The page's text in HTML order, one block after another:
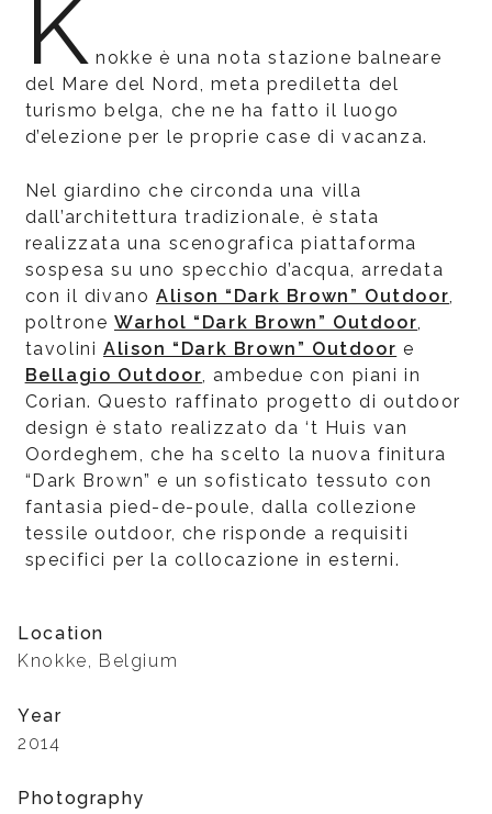
K nokke è una nota stazione balneare
del Mare del Nord, meta prediletta del
turismo belga, che ne ha fatto il luogo
d’elezione per le proprie case di vacanza.
Nel giardino che circonda una villa
dall’architettura tradizionale, è stata
realizzata una scenografica piattaforma
sospesa su uno specchio d’acqua, arredata
con il divano Alison “Dark Brown” Outdoor,
poltrone Warhol “Dark Brown” Outdoor,
tavolini Alison “Dark Brown” Outdoor e
Bellagio Outdoor, ambedue con piani in
Corian. Questo raffinato progetto di outdoor
design è stato realizzato da ‘t Huis van
Oordeghem, che ha scelto la nuova finitura
“Dark Brown” e un sofisticato tessuto con
fantasia pied-de-poule, dalla collezione
tessile outdoor, che risponde a requisiti
specifici per la collocazione in esterni.
Location
Knokke, Belgium
Year
2014
Photography